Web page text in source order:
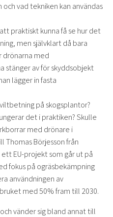
vad tekniken kan användas
praktiskt kunna få se hur det
men självklart då bara
drönarna med
stänger av för skyddsobjekt
lägger in fasta
på skogsplantor?
det i praktiken? Skulle
med drönare i
Thomas Börjesson från
EU-projekt som går ut på
fokus på ogräsbekämpning
användningen av
med 50% fram till 2030.
vänder sig bland annat till